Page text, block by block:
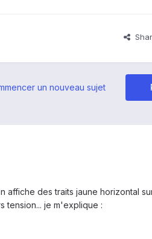
un nouveau sujet
des traits jaune horizontal
tension... je m'explique :